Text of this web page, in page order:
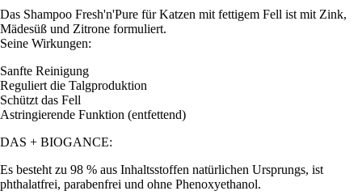
Das Shampoo Fresh'n'Pure für Katzen mit fettigem Fell ist mit Zink,
Mädesüß und Zitrone formuliert.
Seine Wirkungen:
Sanfte Reinigung
Reguliert die Talgproduktion
Schützt das Fell
Astringierende Funktion (entfettend)
DAS + BIOGANCE:
Es besteht zu 98 % aus Inhaltsstoffen natürlichen Ursprungs, ist
phthalatfrei, parabenfrei und ohne Phenoxyethanol.